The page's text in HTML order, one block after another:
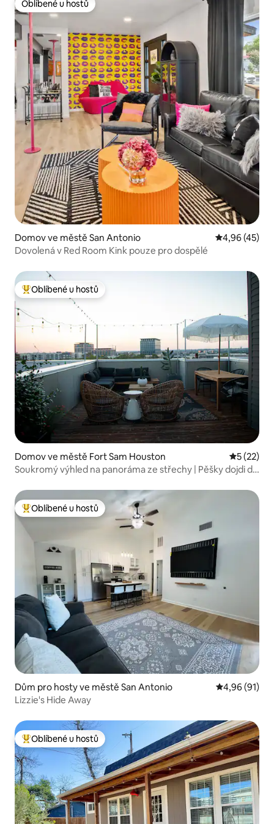
Oblíbené u hostů
Oblíbené u hostů
Domov ve městě San Antonio Průměrné
4,96 (45)
Dovolená v Red Room Kink pouze pro dospělé
Nejlepší v kategorii Oblíbené u hostů
Oblíbené u hostů
Domov ve městě Fort Sam Houston Průměrné
5 (22)
Soukromý výhled na panoráma ze střechy | Pěšky dojdi do
Nejlepší v kategorii Oblíbené u hostů
Oblíbené u hostů
Dům pro hosty ve městě San Antonio Průměrné
4,96 (91)
Lizzie's Hide Away
Nejlepší v kategorii Oblíbené u hostů
Oblíbené u hostů